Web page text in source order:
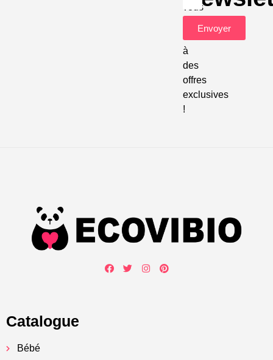
vous
à
des
offres
exclusives
!
Envoyer
Catalogue
Bébé